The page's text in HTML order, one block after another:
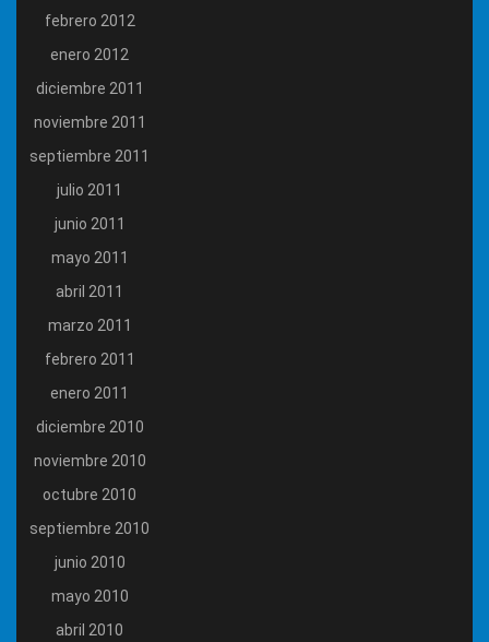
febrero 2012
enero 2012
diciembre 2011
noviembre 2011
septiembre 2011
julio 2011
junio 2011
mayo 2011
abril 2011
marzo 2011
febrero 2011
enero 2011
diciembre 2010
noviembre 2010
octubre 2010
septiembre 2010
junio 2010
mayo 2010
abril 2010